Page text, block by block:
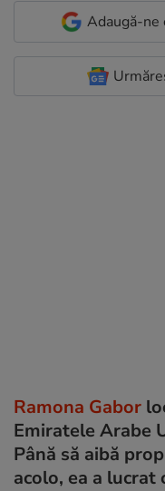
Adaugă-ne
Ramona Gabor
Emiratele Arabe
Până să aibă
acolo, ea a lucrat